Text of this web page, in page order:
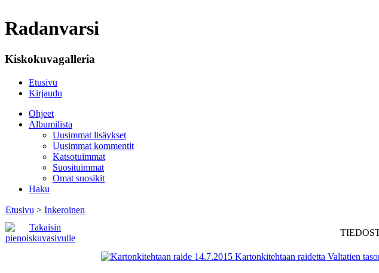
Radanvarsi
Kiskokuvagalleria
Etusivu
Kirjaudu
Ohjeet
Albumilista
Uusimmat lisäykset
Uusimmat kommentit
Katsotuimmat
Suosituimmat
Omat suosikit
Haku
Etusivu > Inkeroinen